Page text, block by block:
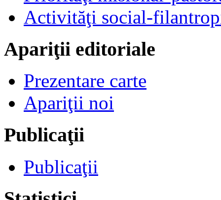
Activităţi social-
Apariţii editoriale
Prezentare carte
Apariţii noi
Publicaţii
Publicaţii